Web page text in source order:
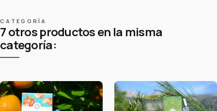
CATEGORÍA
7 otros productos en la misma
categoría: